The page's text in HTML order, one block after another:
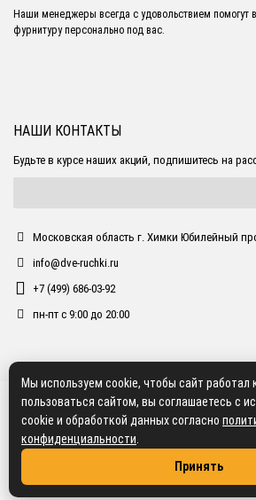
Наши менеджеры всегда с удовольствием помогут
фурнитуру персонально под вас.
НАШИ КОНТАКТЫ
Будьте в курсе наших акций, подпишитесь на
Московская область г. Химки Юбилейный
info@dve-ruchki.ru
+7 (499) 686-03-92
пн-пт с 9:00 до 20:00
Мы используем cookie, чтобы сайт работал
пользоваться сайтом, вы соглашаетесь с
cookie и обработкой данных согласно
конфиденциальности
Принять